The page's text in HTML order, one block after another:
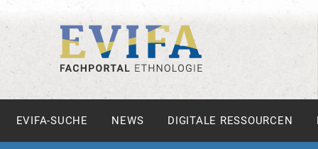
EVIFA-SUCHE NEWS DIGITALE RESSOURCEN